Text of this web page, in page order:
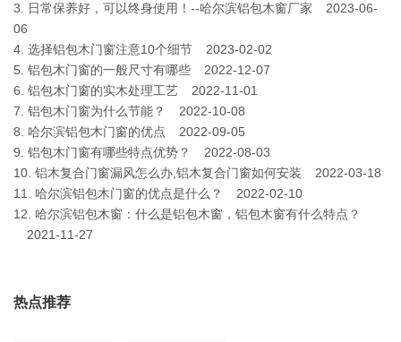
3.
日常保养好，可以终身使用！--哈尔滨铝包木窗厂家
2023-06-
06
4. 选择铝包木门窗注意10个细节
2023-02-02
5. 铝包木门窗的一般尺寸有哪些
2022-12-07
6. 铝包木门窗的实木处理工艺
2022-11-01
7. 铝包木门窗为什么节能？
2022-10-08
8. 哈尔滨铝包木门窗的优点
2022-09-05
9. 铝包木门窗有哪些特点优势？
2022-08-03
10. 铝木复合门窗漏风怎么办,铝木复合门窗如何安装
2022-03-18
11. 哈尔滨铝包木门窗的优点是什么？
2022-02-10
12. 哈尔滨铝包木窗：什么是铝包木窗，铝包木窗有什么特点？
2021-11-27
热点推荐